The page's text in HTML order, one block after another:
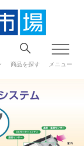
商品を探す メニュー